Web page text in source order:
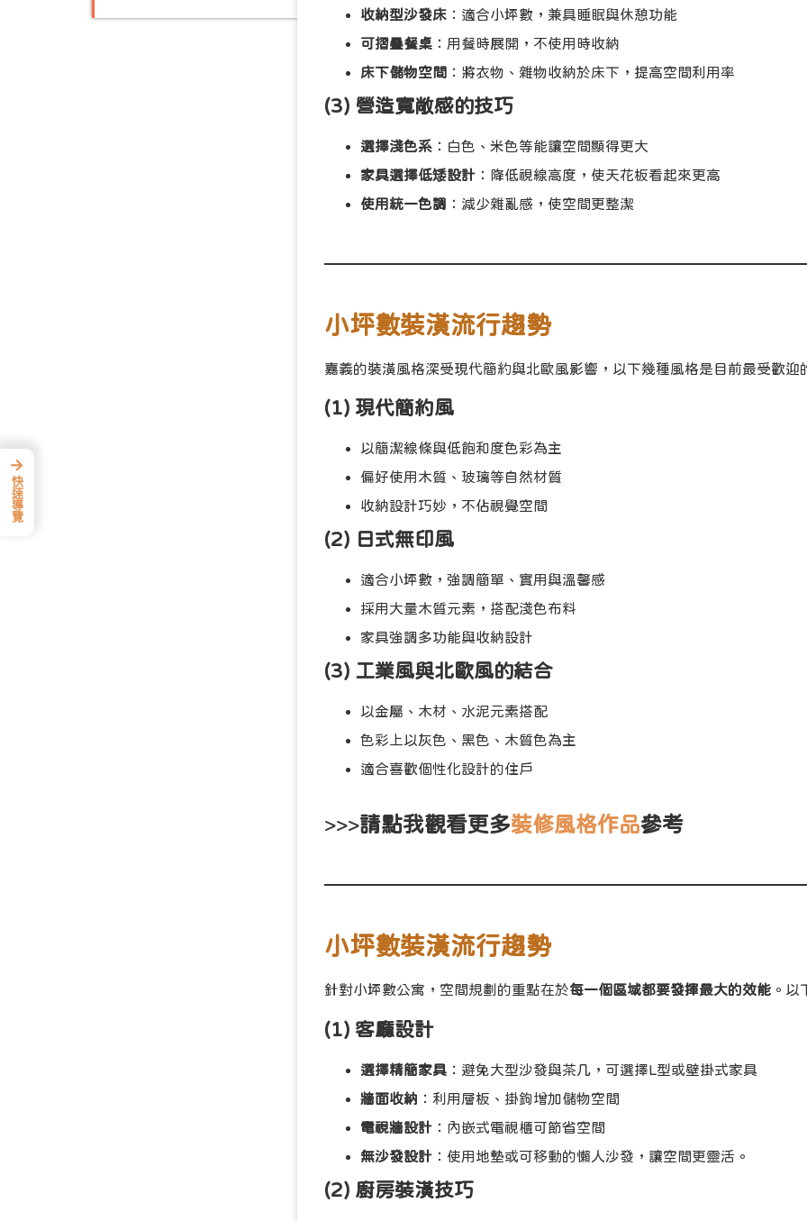
收納型沙發床 ：適合小坪數，兼具睡眠與休憩功能
可摺疊餐桌 ：用餐時展開，不使用時收納
床下儲物空間 ：將衣物、雜物收納於床下，提高空間利用率
(3) 營造寬敞感的技巧
選擇淺色系 ：白色、米色等能讓空間顯得更大
家具選擇低矮設計 ：降低視線高度，使天花板看起來更高
使用統一色調 ：減少雜亂感，使空間更整潔
小坪數裝潢流行趨勢
嘉義的裝潢風格深受現代簡約與北歐風影響，以下幾種風格是目前最受歡迎
(1) 現代簡約風
以簡潔線條與低飽和度色彩為主
偏好使用木質、玻璃等自然材質
收納設計巧妙，不佔視覺空間
(2) 日式無印風
適合小坪數，強調簡單、實用與溫馨感
採用大量木質元素，搭配淺色布料
家具強調多功能與收納設計
(3) 工業風與北歐風的結合
以金屬、木材、水泥元素搭配
色彩上以灰色、黑色、木質色為主
適合喜歡個性化設計的住戶
>>>請點我觀看更多裝修風格作品參考
小坪數裝潢流行趨勢
針對小坪數公寓，空間規劃的重點在於每一個區域都要發揮最大的效能 。
(1) 客廳設計
選擇精簡家具 ：避免大型沙發與茶几，可選擇L型或壁掛式家具
牆面收納 ：利用層板、掛鉤增加儲物空間
電視牆設計 ：內嵌式電視櫃可節省空間
無沙發設計 ：使用地墊或可移動的懶人沙發，讓空間更靈活。
(2) 廚房裝潢技巧
→
快速導覽